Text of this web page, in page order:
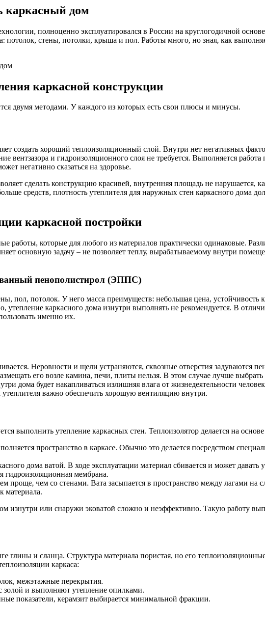
каркасный дом
полноценно эксплуатировался в России на круглогодичной
потолок, стены, потолки, крыша и пол. Работы много, но зная, как
каркасной конструкции
двумя методами. У каждого из которых есть свои плюсы и минусы.
создать хороший теплоизоляционный слой. Внутри нет негативных
вентзазора и гидроизоляционного слоя не требуется. Выполняется
негативно сказаться на здоровье.
сделать конструкцию красивей, внутренняя площадь не нарушается,
средств, плотность утеплителя для наружных стен каркасного
каркасной постройки
работы, которые для любого из материалов практически одинаковые.
основную задачу – не позволяет теплу, вырабатываемому внутри
пенополистирол (ЭППС)
пол, потолок. У него масса преимуществ: небольшая цена,
утепление каркасного дома изнутри выполнять не рекомендуется. В
именно их.
Неровности и щели устраняются, сквозные отверстия задуваются
его возле камина, печи, плиты нельзя. В этом случае лучше
дома будет накапливаться излишняя влага от жизнедеятельности
важно обеспечить хорошую вентиляцию внутри.
выполнить утепление каркасных стен. Теплоизолятор делается на
пространство в каркасе. Обычно это делается посредством
дома ватой. В ходе эксплуатации материал сбивается и может давать
гидроизоляционная мембрана.
проще, чем со стенами. Вата засыпается в пространство между лагами на
материала.
изнутри или снаружи эковатой сложно и неэффективно. Такую работу
глины и сланца. Структура материала пористая, но его
каркаса:
межэтажные перекрытия.
и выполняют утепление опилками.
показатели, керамзит выбирается минимальной фракции.